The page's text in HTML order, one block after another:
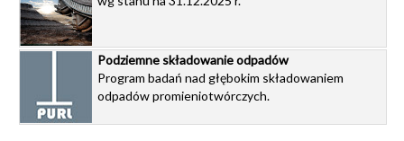
Podziemne składowanie odpadów
Program badań nad głębokim składowaniem
odpadów promieniotwórczych.